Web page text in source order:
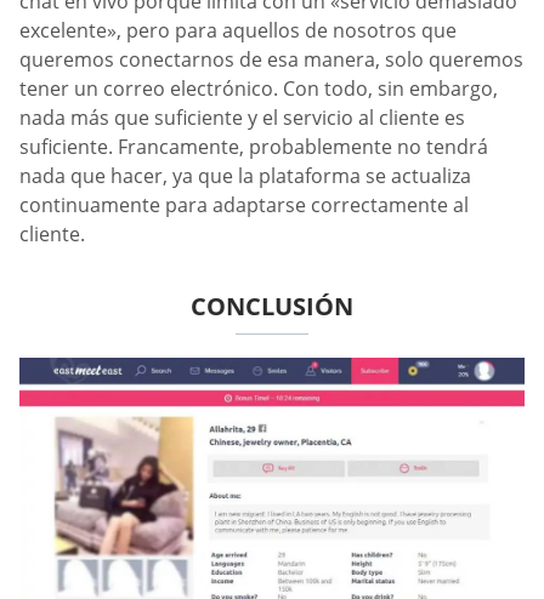
excelente», pero para aquellos de nosotros que
queremos conectarnos de esa manera, solo queremos
tener un correo electrónico. Con todo, sin embargo,
nada más que suficiente y el servicio al cliente es
suficiente. Francamente, probablemente no tendrá
nada que hacer, ya que la plataforma se actualiza
continuamente para adaptarse correctamente al
cliente.
CONCLUSIÓN